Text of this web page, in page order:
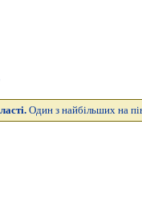
Один з найбільших на